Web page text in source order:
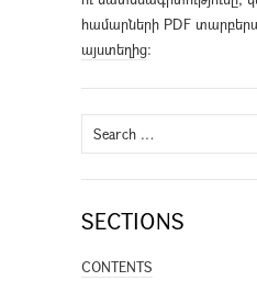
համարների PDF
այստեղից։
Search
for:
SECTIONS
CONTENTS